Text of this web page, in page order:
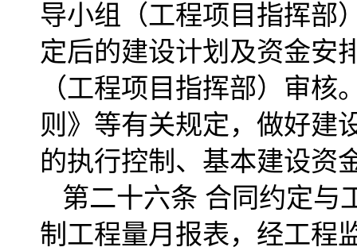
导小组（工程项目指挥部
定后的建设计划及资金安
（工程项目指挥部）审
则》等有关规定，做好建
的执行控制、基本建设资
第二十六条 合同约定与
制工程量月报表，经工程